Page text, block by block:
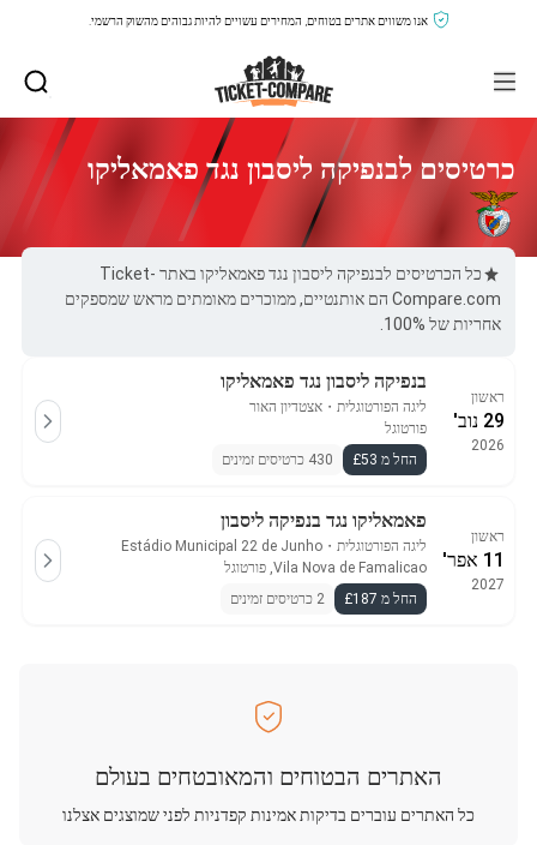
אנו משווים אתרים בטוחים, המחירים עשויים להיות גבוהים מהשוק הרשמי.
כרטיסים לבנפיקה ליסבון נגד פאמאליקו
כל הכרטיסים לבנפיקה ליסבון נגד פאמאליקו באתר Ticket-
Compare.com הם אותנטיים, ממוכרים מאומתים מראש שמספקים
אחריות של 100%.
ראשון
29 נוב'
2026
בנפיקה ליסבון נגד פאמאליקו
ליגה הפורטוגלית ・ אצטדיון האור
פורטוגל
החל מ £53
430 כרטיסים זמינים
ראשון
11 אפר'
2027
פאמאליקו נגד בנפיקה ליסבון
ליגה הפורטוגלית ・
Estádio Municipal 22 de Junho
Vila Nova de Famalicao, פורטוגל
החל מ £187
2 כרטיסים זמינים
האתרים הבטוחים והמאובטחים בעולם
כל האתרים עוברים בדיקות אמינות קפדניות לפני שמוצגים אצלנו